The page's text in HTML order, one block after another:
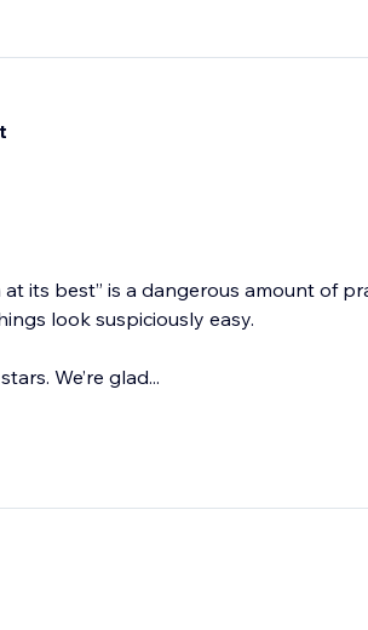
its best” is a dangerous amount of
look suspiciously easy.
We’re glad...